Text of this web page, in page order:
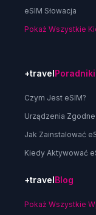
eSIM Słowacja
Pokaż Wszystkie
+travelPoradniki
Czym Jest eSIM?
Urządzenia Zgodne
Jak Zainstalować
Kiedy Aktywować
+travelBlog
Pokaż Wszystkie